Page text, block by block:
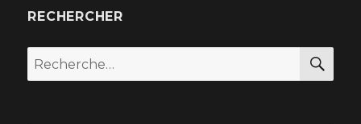
RECHERCHER
Recherche
pour :